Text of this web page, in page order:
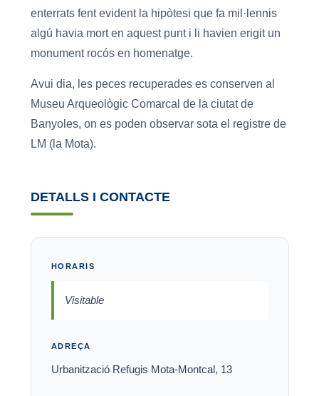
enterrats fent evident la hipòtesi que fa mil·lennis
algú havia mort en aquest punt i li havien erigit un
monument rocós en homenatge.
Avui dia, les peces recuperades es conserven al
Museu Arqueològic Comarcal de la ciutat de
Banyoles, on es poden observar sota el registre de
LM (la Mota).
DETALLS I CONTACTE
HORARIS
Visitable
ADREÇA
Urbanització Refugis Mota-Montcal, 13